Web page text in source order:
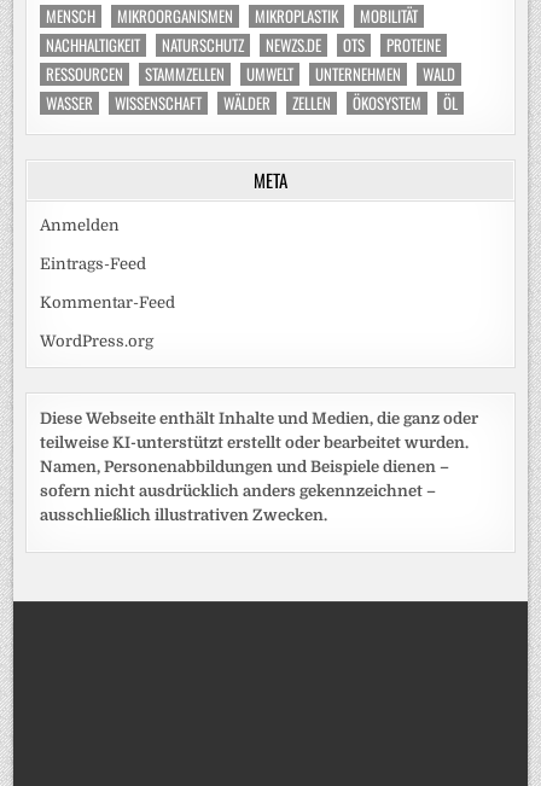
MENSCH
MIKROORGANISMEN MIKROPLASTIK
MOBILITÄT
NACHHALTIGKEIT
NATURSCHUTZ NEWZS.DE OTS
PROTEINE
RESSOURCEN
STAMMZELLEN UMWELT UNTERNEHMEN
WALD
WASSER
WISSENSCHAFT WÄLDER ZELLEN ÖKOSYSTEM ÖL
META
Anmelden
Eintrags-Feed
Kommentar-Feed
WordPress.org
Diese Webseite enthält Inhalte und Medien, die ganz oder
teilweise KI-unterstützt erstellt oder bearbeitet wurden.
Namen, Personenabbildungen und Beispiele dienen –
sofern nicht ausdrücklich anders gekennzeichnet –
ausschließlich illustrativen Zwecken.